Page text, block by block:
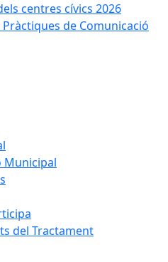
centres cívics 2026
de Comunicació
Municipal
del Tractament